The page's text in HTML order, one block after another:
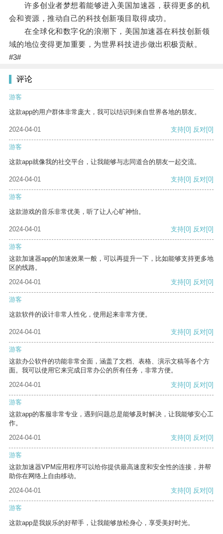
许多创业者梦想着能够进入美国加速器，获得更多的机
会和资源，推动自己的科技创新项目取得成功。
在全球化和数字化的浪潮下，美国加速器在科技创新领
域的地位变得更加重要，为世界科技进步做出积极贡献。
#3#
评论
游客
这款app的用户群体非常庞大，我可以结识到来自世界各地的朋友。
2024-04-01 支持[0] 反对[0]
游客
这款app就像我的社交平台，让我能够与志同道合的朋友一起交流。
2024-04-01 支持[0] 反对[0]
游客
这款游戏的音乐非常优美，听了让人心旷神怡。
2024-04-01 支持[0] 反对[0]
游客
这款加速器app的加速效果一般，可以再提升一下，比如能够支持更多地
区的线路。
2024-04-01
支持[0] 反对[0]
游客
这款软件的设计非常人性化，使用起来非常方便。
2024-04-01 支持[0] 反对[0]
游客
这款办公软件的功能非常全面，涵盖了文档、表格、演示文稿等各个方
面。我可以使用它来完成日常办公的所有任务，非常方便。
2024-04-01
支持[0] 反对[0]
游客
这款app的客服非常专业，遇到问题总是能够及时解决，让我能够安心工
作。
2024-04-01
支持[0] 反对[0]
游客
这款加速器VPM应用程序可以给你提供最高速度和安全性的连接，并帮
助你在网络上自由移动。
2024-04-01
支持[0] 反对[0]
游客
这款app是我娱乐的好帮手，让我能够放松身心，享受美好时光。